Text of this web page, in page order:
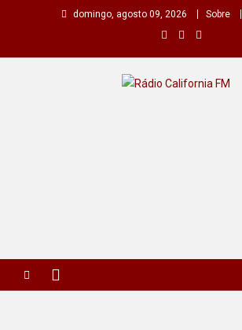
domingo, agosto 09, 2026 Sobre